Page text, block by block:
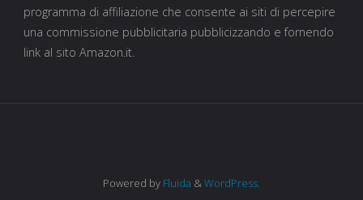
programma di affiliazione che consente ai siti di percepire
una commissione pubblicitaria pubblicizzando e fornendo
link al sito Amazon.it.
Powered by Fluida &WordPress.